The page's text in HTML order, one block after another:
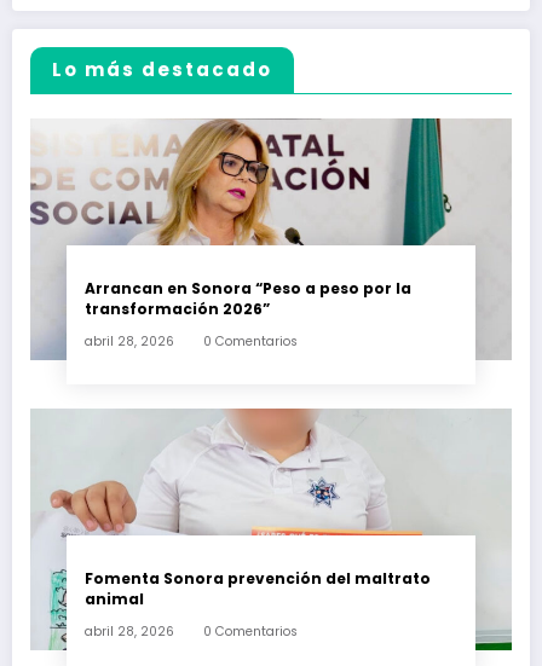
Lo más destacado
Arrancan en Sonora “Peso a peso por la
transformación 2026”
abril 28, 2026 0 Comentarios
Fomenta Sonora prevención del maltrato
animal
abril 28, 2026 0 Comentarios